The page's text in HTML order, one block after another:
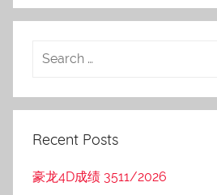
Recent Posts
豪龙4D成绩 3511/2026